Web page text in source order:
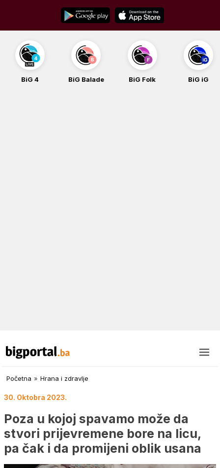
content
BiG 4 BiG Balade BiG Folk BiG iG
Početna » Hrana i zdravlje
30. Oktobra 2023.
Poza u kojoj spavamo može da
stvori prijevremene bore na licu,
pa čak i da promijeni oblik usana